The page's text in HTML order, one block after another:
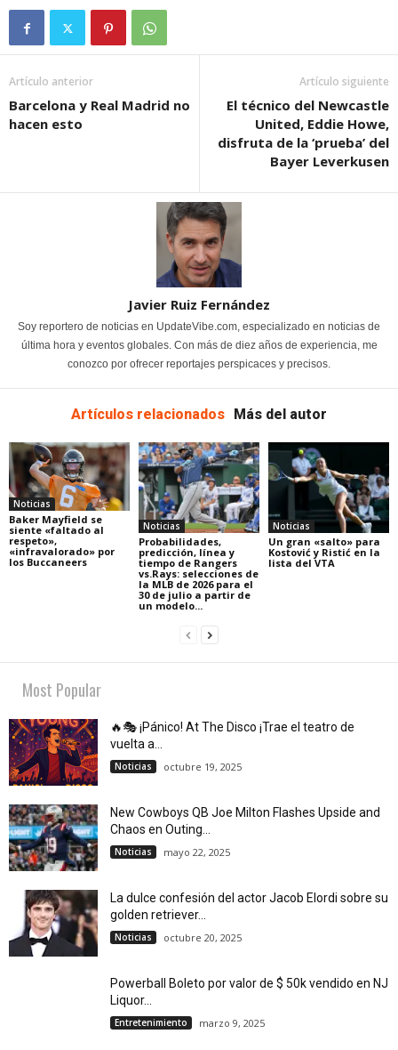
Artículo anterior
Barcelona y Real Madrid no
hacen esto
Artículo siguiente
El técnico del Newcastle
United, Eddie Howe,
disfruta de la ‘prueba’ del
Bayer Leverkusen
Javier Ruiz Fernández
Soy reportero de noticias en UpdateVibe.com, especializado en noticias de
última hora y eventos globales. Con más de diez años de experiencia, me
conozco por ofrecer reportajes perspicaces y precisos.
Artículos relacionados Más del autor
Noticias
Baker Mayfield se
siente «faltado al
respeto»,
«infravalorado» por
los Buccaneers
Noticias
Probabilidades,
predicción, línea y
tiempo de Rangers
vs.Rays: selecciones de
la MLB de 2026 para el
30 de julio a partir de
un modelo...
Noticias
Un gran «salto» para
Kostović y Ristić en la
lista del VTA
Most Popular
🔥🎭 ¡Pánico! At The Disco ¡Trae el teatro de
vuelta a...
Noticias octubre 19, 2025
New Cowboys QB Joe Milton Flashes Upside and
Chaos en Outing...
Noticias mayo 22, 2025
La dulce confesión del actor Jacob Elordi sobre su
golden retriever...
Noticias octubre 20, 2025
Powerball Boleto por valor de $ 50k vendido en NJ
Liquor...
Entretenimiento marzo 9, 2025